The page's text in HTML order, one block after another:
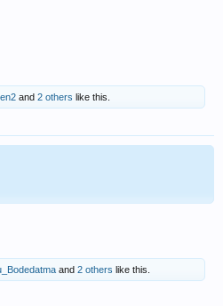
and 2 others like this.
and 2 others like this.